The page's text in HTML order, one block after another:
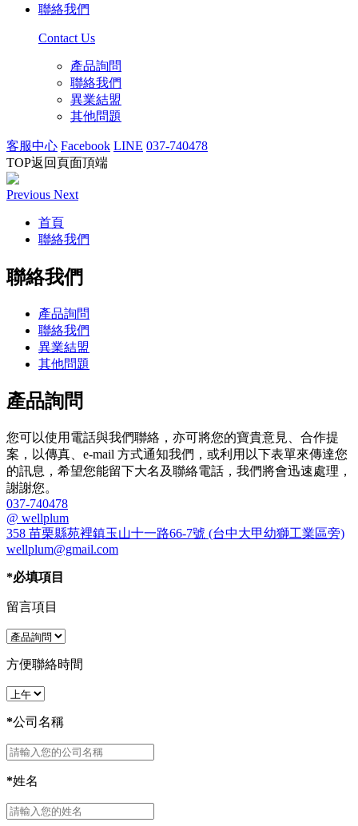
聯絡我們
Contact Us
產品詢問
聯絡我們
異業結盟
其他問題
客服中心 Facebook LINE 037-740478
TOP返回頁面頂端
Previous Next
首頁
聯絡我們
聯絡我們
產品詢問
聯絡我們
異業結盟
其他問題
產品詢問
您可以使用電話與我們聯絡，亦可將您的寶貴意見、合作提
案，以傳真、e-mail 方式通知我們，或利用以下表單來傳達您
的訊息，希望您能留下大名及聯絡電話，我們將會迅速處理，
謝謝您。
037-740478
@ wellplum
358 苗栗縣苑裡鎮玉山十一路66-7號 (台中大甲幼獅工業區旁)
wellplum@gmail.com
*必填項目
留言項目
方便聯絡時間
*公司名稱
*姓名